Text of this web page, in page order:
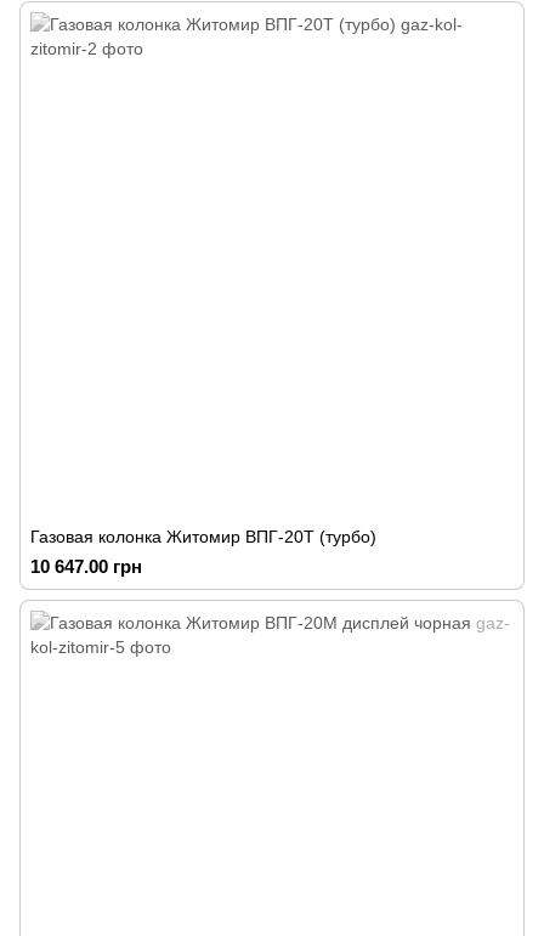
Газовая колонка Житомир ВПГ-20Т (турбо)
10 647.00 грн